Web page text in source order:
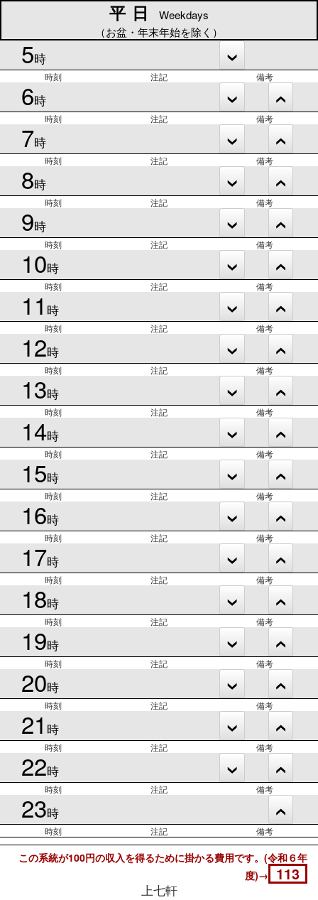
平日
Weekdays
（お盆・年末年始を除く）
5時
時刻 注記 備考
6時
時刻 注記 備考
7時
時刻 注記 備考
8時
時刻 注記 備考
9時
時刻 注記 備考
10時
時刻 注記 備考
11 時
時刻 注記 備考
12時
時刻 注記 備考
13時
時刻 注記 備考
14時
時刻 注記 備考
15時
時刻 注記 備考
16時
時刻 注記 備考
17時
時刻 注記 備考
18時
時刻 注記 備考
19時
時刻 注記 備考
20時
時刻 注記 備考
21 時
時刻 注記 備考
22時
時刻 注記 備考
23時
時刻 注記 備考
この系統が100円の収入を得るために掛かる費用です。(令和６年
度)→
113
上七軒